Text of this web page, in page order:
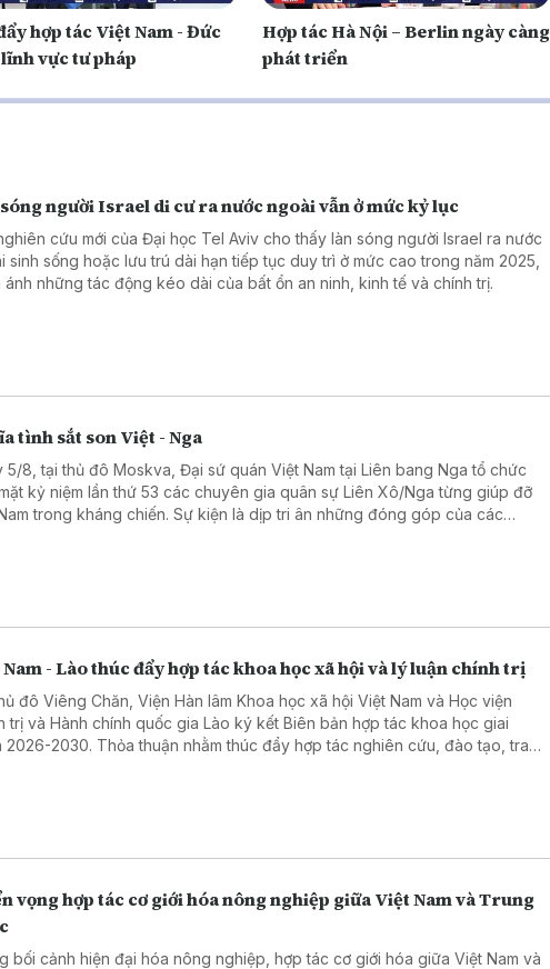
hợp tác Việt Nam - Đức
vực tư pháp
Hợp tác Hà Nội – Berlin ngày càng
phát triển
người Israel di cư ra nước ngoài vẫn ở mức kỷ lục
cứu mới của Đại học Tel Aviv cho thấy làn sóng người Israel ra nước
sinh sống hoặc lưu trú dài hạn tiếp tục duy trì ở mức cao trong năm 2025,
ánh những tác động kéo dài của bất ổn an ninh, kinh tế và chính trị.
tình sắt son Việt - Nga
5/8, tại thủ đô Moskva, Đại sứ quán Việt Nam tại Liên bang Nga tổ chức
kỷ niệm lần thứ 53 các chuyên gia quân sự Liên Xô/Nga từng giúp đỡ
trong kháng chiến. Sự kiện là dịp tri ân những đóng góp của các
- Lào thúc đẩy hợp tác khoa học xã hội và lý luận chính trị
đô Viêng Chăn, Viện Hàn lâm Khoa học xã hội Việt Nam và Học viện
trị và Hành chính quốc gia Lào ký kết Biên bản hợp tác khoa học giai
2026-2030. Thỏa thuận nhằm thúc đẩy hợp tác nghiên cứu, đào tạo, trao
vọng hợp tác cơ giới hóa nông nghiệp giữa Việt Nam và Trung
bối cảnh hiện đại hóa nông nghiệp, hợp tác cơ giới hóa giữa Việt Nam và